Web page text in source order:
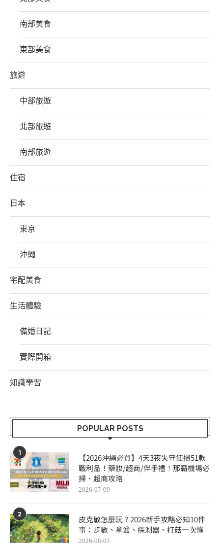
南部美食
東部美食
旅遊
中部旅遊
北部旅遊
南部旅遊
住宿
日本
東京
沖繩
宅配美食
生活體驗
備婚日記
實際開箱
知識學習
POPULAR POSTS
1
【2026沖繩必買】4天3夜失守狂掃51款
戰利品！藥妝/超商/伴手禮！那霸機場必
掃、超商攻略
2026-07-09
2
皮克敏怎麼玩？2026新手攻略必知10件
事：步數、拿盆、探測器、打菇一次懂
2026-08-03